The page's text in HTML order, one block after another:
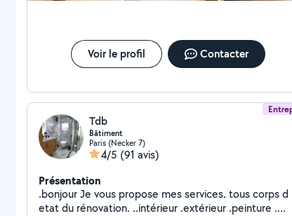
Voir le profil Contacter
Tdb
Bâtiment
Paris (Necker 7)
4/5 (91 avis)
Présentation
.bonjour Je vous propose mes services. tous corps d
etat du rénovation. ..intérieur .extérieur .peinture .